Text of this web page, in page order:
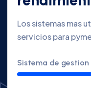
Los sistemas mas
servicios para
Sistema de gestion